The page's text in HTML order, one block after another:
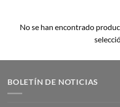
No se han encontrado
BOLETÍN DE NOTICIAS